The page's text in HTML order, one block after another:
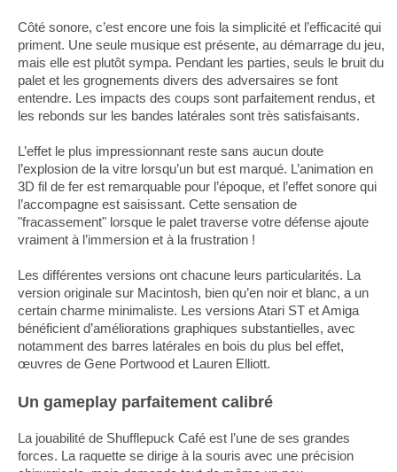
Côté sonore, c’est encore une fois la simplicité et l’efficacité qui
priment. Une seule musique est présente, au démarrage du jeu,
mais elle est plutôt sympa. Pendant les parties, seuls le bruit du
palet et les grognements divers des adversaires se font
entendre. Les impacts des coups sont parfaitement rendus, et
les rebonds sur les bandes latérales sont très satisfaisants.
L’effet le plus impressionnant reste sans aucun doute
l’explosion de la vitre lorsqu’un but est marqué. L’animation en
3D fil de fer est remarquable pour l’époque, et l’effet sonore qui
l’accompagne est saisissant. Cette sensation de
"fracassement" lorsque le palet traverse votre défense ajoute
vraiment à l’immersion et à la frustration !
Les différentes versions ont chacune leurs particularités. La
version originale sur Macintosh, bien qu’en noir et blanc, a un
certain charme minimaliste. Les versions Atari ST et Amiga
bénéficient d’améliorations graphiques substantielles, avec
notamment des barres latérales en bois du plus bel effet,
œuvres de Gene Portwood et Lauren Elliott.
Un gameplay parfaitement calibré
La jouabilité de Shufflepuck Café est l’une de ses grandes
forces. La raquette se dirige à la souris avec une précision